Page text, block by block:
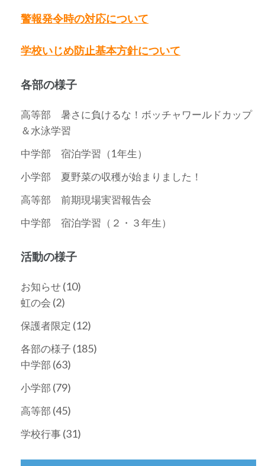
シ
ン
警報発令時の対応について
学校いじめ防止基本方針について
各部の様子
高等部 暑さに負けるな！ボッチャワールドカップ
＆水泳学習
中学部 宿泊学習（1年生）
小学部 夏野菜の収穫が始まりました！
高等部 前期現場実習報告会
中学部 宿泊学習（２・３年生）
活動の様子
お知らせ(10)
虹の会 (2)
保護者限定 (12)
各部の様子 (185)
中学部 (63)
小学部 (79)
高等部 (45)
学校行事(31)